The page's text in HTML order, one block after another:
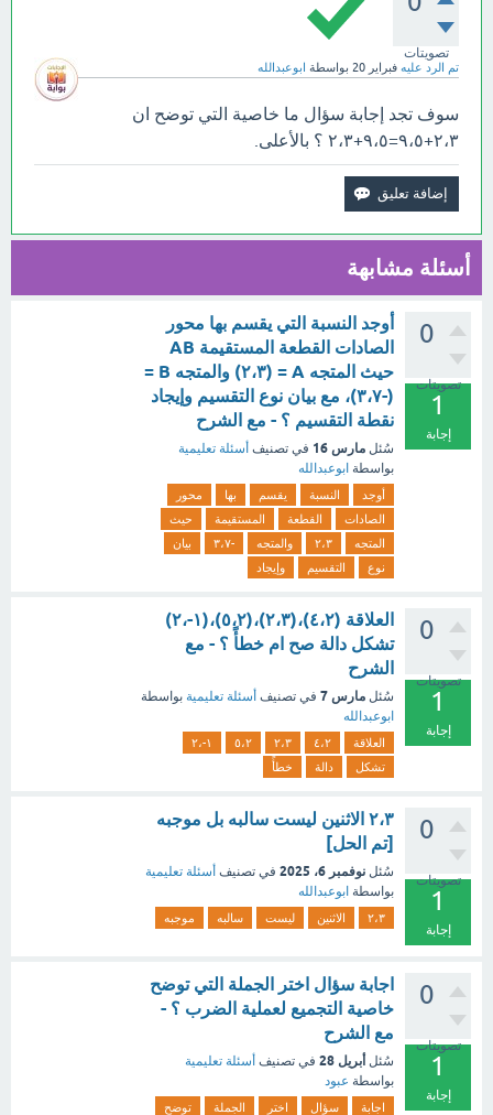
تصويتات
تم الرد عليه فبراير 20 بواسطة ابوعبدالله
سوف تجد إجابة سؤال ما خاصية التي توضح ان
٢،٣+٩،٥=٩،٥+٢،٣ ؟ بالأعلى.
أسئلة مشابهة
0
تصويتات
1
إجابة
أوجد النسبة التي يقسم بها محور
الصادات القطعة المستقيمة AB
حيث المتجه A = (٢،٣) والمتجه B =
(-٣،٧)، مع بيان نوع التقسيم وإيجاد
نقطة التقسيم ؟ - مع الشرح
سُئل مارس 16 في تصنيف أسئلة تعليمية
بواسطة ابوعبدالله
أوجد النسبة يقسم بها
محور
الصادات
القطعة المستقيمة
حيث
المتجه
٢،٣ والمتجه -٣،٧
بيان
نوع
التقسيم وإيجاد
0
تصويتات
1
إجابة
العلاقة (٤،٢)،(٢،٣)،(٥،٢)،(١-،٢)
تشكل دالة صح ام خطأً ؟ - مع
الشرح
سُئل مارس 7 في تصنيف أسئلة تعليمية بواسطة
ابوعبدالله
العلاقة ٤،٢ ٢،٣ ٥،٢
١-،٢
تشكل
دالة خطأً
0
تصويتات
1
إجابة
٢،٣ الاثنين ليست سالبه بل موجبه
[تم الحل]
سُئل نوفمبر 6، 2025 في تصنيف أسئلة تعليمية
بواسطة ابوعبدالله
٢،٣ الاثنين ليست سالبه موجبه
0
تصويتات
1
إجابة
اجابة سؤال اختر الجملة التي توضح
خاصية التجميع لعملية الضرب ؟ -
مع الشرح
سُئل أبريل 28 في تصنيف أسئلة تعليمية
بواسطة عبود
اجابة سؤال اختر الجملة
توضح